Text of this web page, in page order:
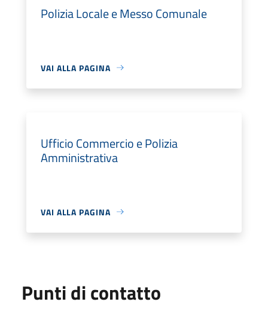
Polizia Locale e Messo Comunale
VAI ALLA PAGINA
Ufficio Commercio e Polizia
Amministrativa
VAI ALLA PAGINA
Punti di contatto